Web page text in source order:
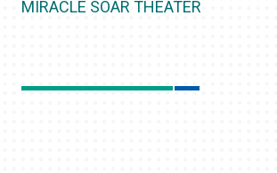
MIRACLE SOAR THEATER